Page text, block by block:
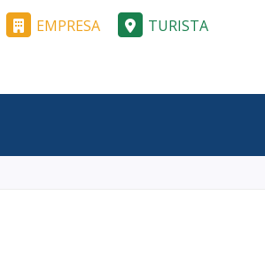
EMPRESA TURISTA